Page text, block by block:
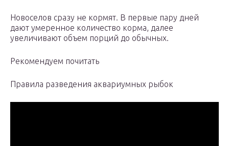
Новоселов сразу не кормят. В первые пару дней
дают умеренное количество корма, далее
увеличивают объем порций до обычных.
Рекомендуем почитать
Правила разведения аквариумных рыбок